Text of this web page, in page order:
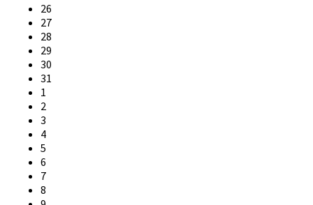
26
27
28
29
30
31
1
2
3
4
5
6
7
8